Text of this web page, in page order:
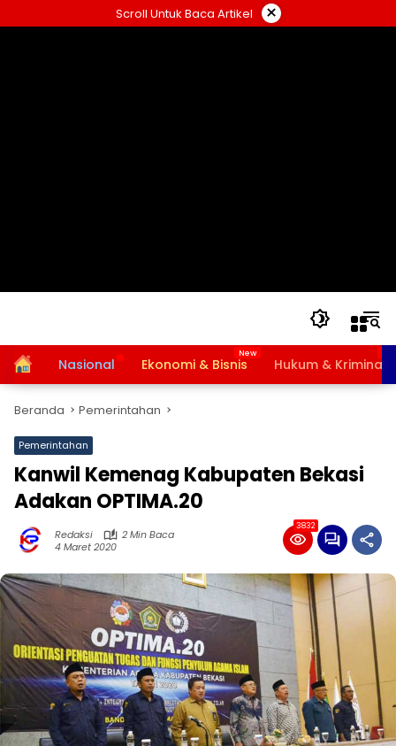
ke
Scroll Untuk Baca Artikel ×
HomeNasional Ekonomi & Bisnis Hukum & Kriminal
Beranda Pemerintahan
Pemerintahan
Kanwil Kemenag Kabupaten Bekasi
Adakan OPTIMA.20
Redaksi
2 Min Baca
4 Maret 2020
3832